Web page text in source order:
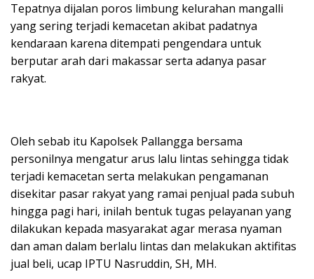
Tepatnya dijalan poros limbung kelurahan mangalli
yang sering terjadi kemacetan akibat padatnya
kendaraan karena ditempati pengendara untuk
berputar arah dari makassar serta adanya pasar
rakyat.
Oleh sebab itu Kapolsek Pallangga bersama
personilnya mengatur arus lalu lintas sehingga tidak
terjadi kemacetan serta melakukan pengamanan
disekitar pasar rakyat yang ramai penjual pada subuh
hingga pagi hari, inilah bentuk tugas pelayanan yang
dilakukan kepada masyarakat agar merasa nyaman
dan aman dalam berlalu lintas dan melakukan aktifitas
jual beli, ucap IPTU Nasruddin, SH, MH.